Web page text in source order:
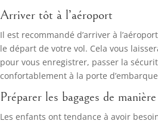
Arriver tôt à l’aéroport
Il est recommandé d’arriver à
le départ de votre vol. Cela vous
pour vous enregistrer, passer la
confortablement à la porte
Préparer les bagages de
Les enfants ont tendance à avoir